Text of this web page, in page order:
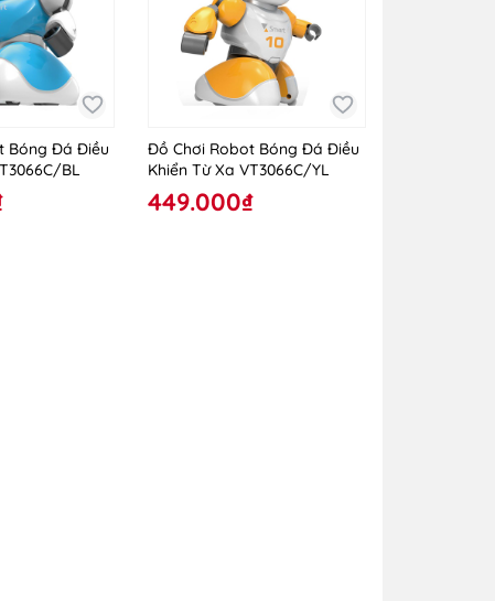
Bóng Đá Điều
BL
Đồ Chơi Robot Bóng Đá Điều
Khiển Từ Xa VT3066C/YL
449.000₫